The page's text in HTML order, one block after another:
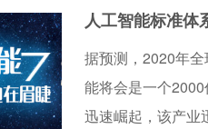
RISC-V架构能够
的开放处理器架构
人工智能标准体
据预测，2020年
能将会是一个
迅速崛起，该产业